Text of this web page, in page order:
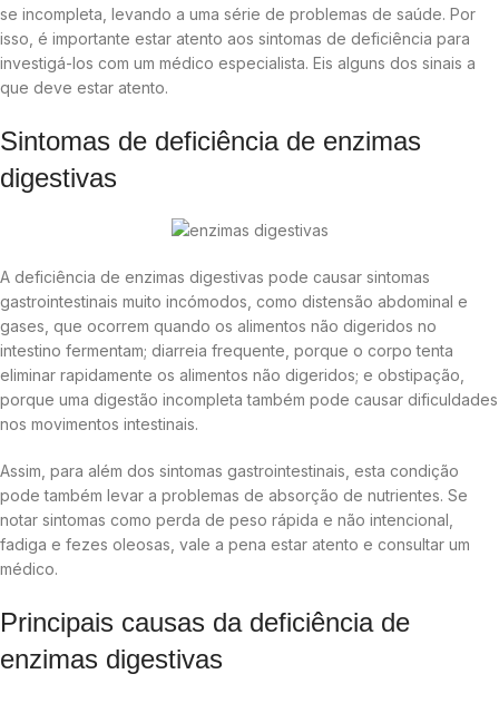
se incompleta, levando a uma série de problemas de saúde. Por
isso, é importante estar atento aos sintomas de deficiência para
investigá-los com um médico especialista. Eis alguns dos sinais a
que deve estar atento.
Sintomas de deficiência de enzimas
digestivas
A deficiência de enzimas digestivas pode causar sintomas
gastrointestinais muito incómodos, como distensão abdominal e
gases, que ocorrem quando os alimentos não digeridos no
intestino fermentam; diarreia frequente, porque o corpo tenta
eliminar rapidamente os alimentos não digeridos; e obstipação,
porque uma digestão incompleta também pode causar dificuldades
nos movimentos intestinais.
Assim, para além dos sintomas gastrointestinais, esta condição
pode também levar a problemas de absorção de nutrientes. Se
notar sintomas como perda de peso rápida e não intencional,
fadiga e fezes oleosas, vale a pena estar atento e consultar um
médico.
Principais causas da deficiência de
enzimas digestivas